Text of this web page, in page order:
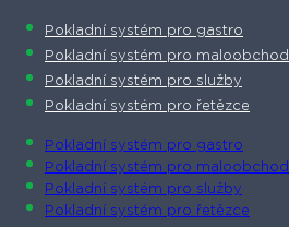
Pokladní systém pro gastro
Pokladní systém pro maloobchod
Pokladní systém pro služby
Pokladní systém pro řetězce
Pokladní systém pro gastro
Pokladní systém pro maloobchod
Pokladní systém pro služby
Pokladní systém pro řetězce